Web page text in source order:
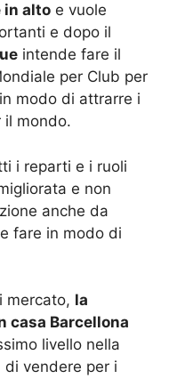
in alto e vuole
e dopo il
intende fare il
per Club per
modo di attrarre i
il mondo.
i reparti e i ruoli
e non
anche da
fare in modo di
mercato, la
casa Barcellona
livello nella
di vendere per i